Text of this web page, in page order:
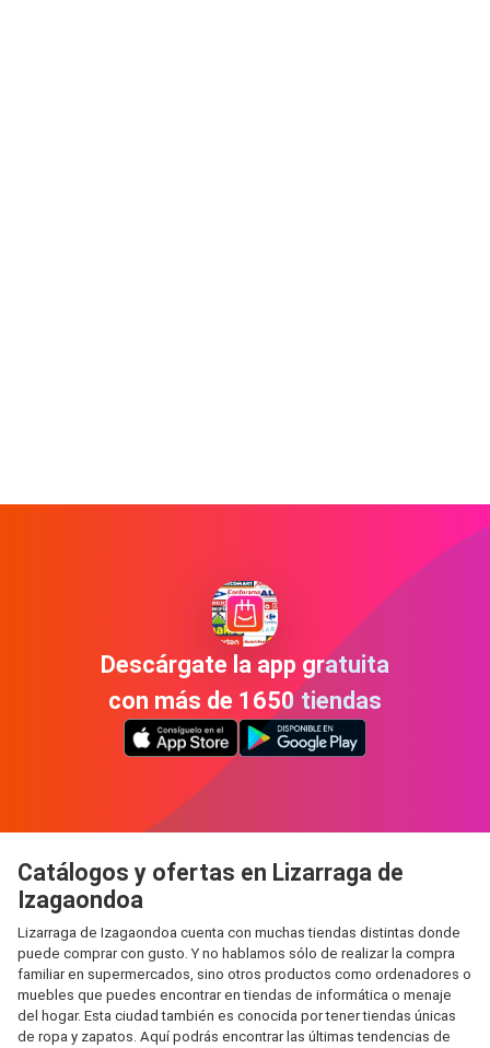
Descárgate la app gratuita
con más de 1650 tiendas
Catálogos y ofertas en Lizarraga de
Izagaondoa
Lizarraga de Izagaondoa cuenta con muchas tiendas distintas donde
puede comprar con gusto. Y no hablamos sólo de realizar la compra
familiar en supermercados, sino otros productos como ordenadores o
muebles que puedes encontrar en tiendas de informática o menaje
del hogar. Esta ciudad también es conocida por tener tiendas únicas
de ropa y zapatos. Aquí podrás encontrar las últimas tendencias de